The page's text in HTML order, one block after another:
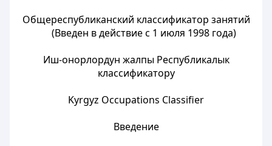
Общереспубликанский классификатор занятий
(Введен в действие с 1 июля 1998 года)
Иш-онорлордун жалпы Республикалык
классификатору
Kyrgyz Occupations Classifier
Введение